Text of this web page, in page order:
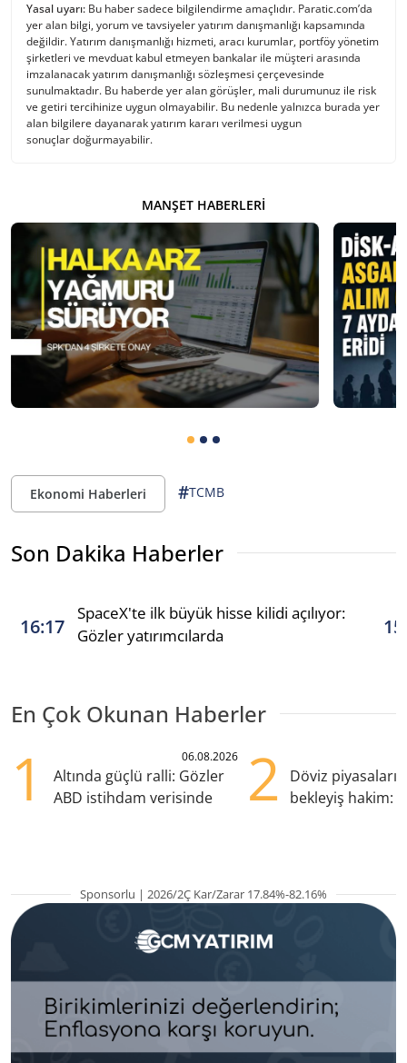
Yasal uyarı: Bu haber sadece bilgilendirme amaçlıdır. Paratic.com’da
yer alan bilgi, yorum ve tavsiyeler yatırım danışmanlığı kapsamında
değildir. Yatırım danışmanlığı hizmeti, aracı kurumlar, portföy yönetim
şirketleri ve mevduat kabul etmeyen bankalar ile müşteri arasında
imzalanacak yatırım danışmanlığı sözleşmesi çerçevesinde
sunulmaktadır. Bu haberde yer alan görüşler, mali durumunuz ile risk
ve getiri tercihinize uygun olmayabilir. Bu nedenle yalnızca burada yer
alan bilgilere dayanarak yatırım kararı verilmesi uygun
sonuçlar doğurmayabilir.
MANŞET HABERLERI
Ekonomi Haberleri #TCMB
Son Dakika Haberler
16:17
SpaceX'te ilk büyük hisse kilidi açılıyor:
Gözler yatırımcılarda
En Çok Okunan Haberler
1 06.08.2026
Altında güçlü ralli: Gözler
ABD istihdam verisinde
2
Döviz
bekleyiş hakim:
Sponsorlu | 2026/2Ç Kar/Zarar 17.84%-82.16%